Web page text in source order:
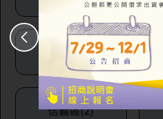
大安區(7)
信義區(2)